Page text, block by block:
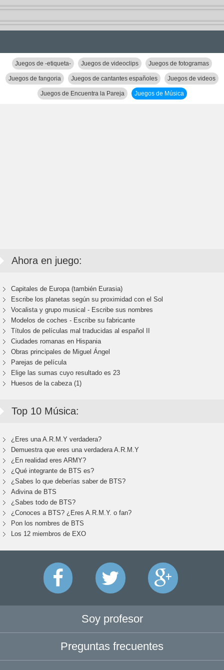
Juegos de -etiqueta- Juegos de videoclips Juegos de fotogramas
Juegos de fangoria Juegos de cantantes españoles Juegos de videos
Juegos de Encuentra la Pareja Juegos de Música
Ahora en juego:
Capitales de Europa (también Eurasia)
Escribe los planetas según su proximidad con el Sol
Vocalista y grupo musical - Escribe sus nombres
Modelos de coches - Escribe su fabricante
Títulos de películas mal traducidas al español II
Ciudades romanas en Hispania
Obras principales de Miguel Ángel
Parejas de película
Elige las sumas cuyo resultado es 23
Huesos de la cabeza (1)
Top 10 Música:
¿Eres una A.R.M.Y verdadera?
Demuestra que eres una verdadera A.R.M.Y
¿En realidad eres ARMY?
¿Qué integrante de BTS es?
¿Sabes lo que deberías saber de BTS?
Adivina de BTS
¿Sabes todo de BTS?
¿Conoces a BTS? ¿Eres A.R.M.Y. o fan?
Pon los nombres de BTS
Los 12 miembros de EXO
Soy profesor
Preguntas frecuentes